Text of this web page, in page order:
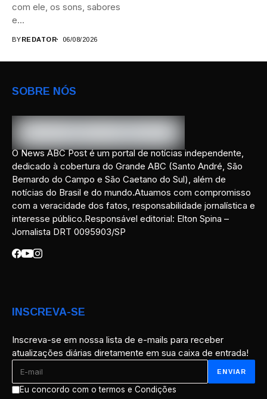
com ele, os sons, sabores
e...
BYREDATOR 06/08/2026
SOBRE NÓS
O News ABC Post é um portal de notícias independente,
dedicado à cobertura do Grande ABC (Santo André, São
Bernardo do Campo e São Caetano do Sul), além de
notícias do Brasil e do mundo.Atuamos com compromisso
com a veracidade dos fatos, responsabilidade jornalística e
interesse público.Responsável editorial: Elton Spina –
Jornalista DRT 0095903/SP
INSCREVA-SE
Inscreva-se em nossa lista de e-mails para receber
atualizações diárias diretamente em sua caixa de entrada!
Eu concordo com o termos e Condições